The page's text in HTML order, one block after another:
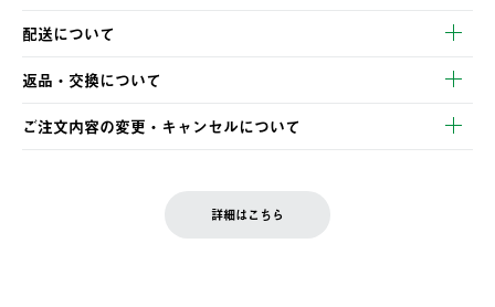
以下のいずれかの方法でお支払いいただけます。
・クレジットカード決済
・コンビニ決済
・Pay-easy決済
配送について
【発送スケジュール】
ご注文・ご入金完了より2営業日以内に商品を発送いたします。
土日祝の発送はございませんので、木曜日以降のご注文は週明け
の発送となる場合がございます。
返品・交換について
※お客様都合の場合
お客様都合の返品にかかる送料は、お客様ご負担とさせていただ
ご注文内容の変更・キャンセルについて
LOGOS FAMILY会員の方は、会員マイページ内 購入履歴画面に
詳細はこちら